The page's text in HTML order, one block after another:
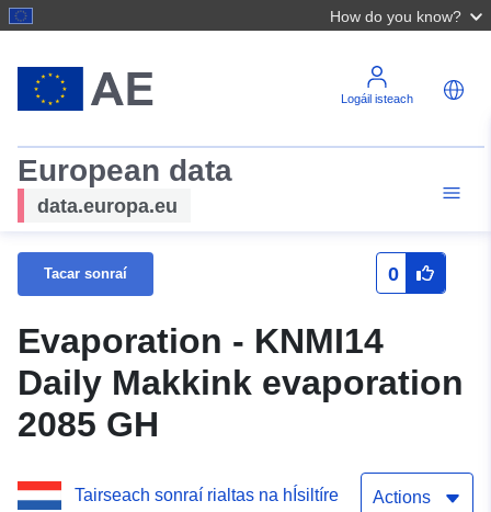
How do you know?
Logáil isteach
European data
data.europa.eu
Tacar sonraí 0
Evaporation - KNMI14
Daily Makkink evaporation
2085 GH
Tairseach sonraí rialtas na hÍsiltíre Actions